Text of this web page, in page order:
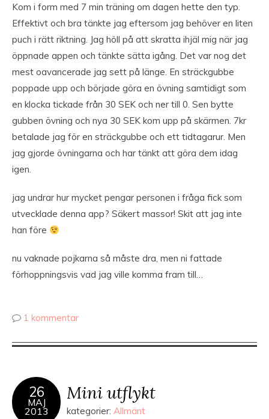
Kom i form med 7 min träning om dagen hette den typ.
Effektivt och bra tänkte jag eftersom jag behöver en liten
puch i rätt riktning. Jag höll på att skratta ihjäl mig när jag
öppnade appen och tänkte sätta igång. Det var nog det
mest oavancerade jag sett på länge. En sträckgubbe
poppade upp och började göra en övning samtidigt som
en klocka tickade från 30 SEK och ner till 0. Sen bytte
gubben övning och nya 30 SEK kom upp på skärmen. 7kr
betalade jag för en sträckgubbe och ett tidtagarur. Men
jag gjorde övningarna och har tänkt att göra dem idag
igen.
jag undrar hur mycket pengar personen i fråga fick som
utvecklade denna app? Säkert massor! Skit att jag inte
han före
nu vaknade pojkarna så måste dra, men ni fattade
förhoppningsvis vad jag ville komma fram till…
1 kommentar
26
MAJ
2013
Mini utflykt
kategorier: Allmänt